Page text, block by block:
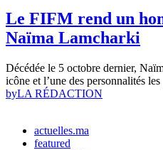
Le FIFM rend un
Naïma Lamcharki
Décédée le 5 octobre dernier,
icône et l’une des personnalités
byLA RÉDACTION
actuelles.ma
featured